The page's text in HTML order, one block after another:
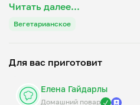
Читать далее...
Вегетарианское
Для вас приготовит
Елена Гайдарлы
Домашний повар